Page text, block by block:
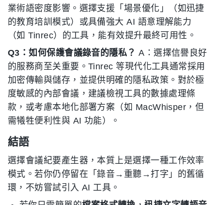
業術語密度影響。選擇支援「場景優化」（如迅捷
的教育培訓模式）或具備強大 AI 語意理解能力
（如 Tinrec）的工具，能有效提升最終可用性。
Q3：如何保護會議錄音的隱私？ A：選擇信譽良好
的服務商至关重要。Tinrec 等現代化工具通常採用
加密傳輸與儲存，並提供明確的隱私政策。對於極
度敏感的內部會議，建議檢視工具的數據處理條
款，或考慮本地化部署方案（如 MacWhisper，但
需犧牲便利性與 AI 功能）。
結語
選擇會議紀要產生器，本質上是選擇一種工作效率
模式。若你仍停留在「錄音→重聽→打字」的舊循
環，不妨嘗試引入 AI 工具。